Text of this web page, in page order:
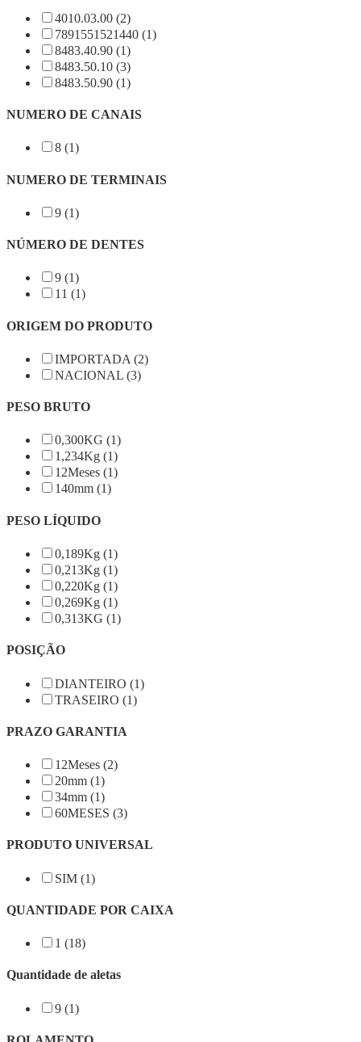
4010.03.00 (2)
7891551521440 (1)
8483.40.90 (1)
8483.50.10 (3)
8483.50.90 (1)
NUMERO DE CANAIS
8 (1)
NUMERO DE TERMINAIS
9 (1)
NÚMERO DE DENTES
9 (1)
11 (1)
ORIGEM DO PRODUTO
IMPORTADA (2)
NACIONAL (3)
PESO BRUTO
0,300KG (1)
1,234Kg (1)
12Meses (1)
140mm (1)
PESO LÍQUIDO
0,189Kg (1)
0,213Kg (1)
0,220Kg (1)
0,269Kg (1)
0,313KG (1)
POSIÇÃO
DIANTEIRO (1)
TRASEIRO (1)
PRAZO GARANTIA
12Meses (2)
20mm (1)
34mm (1)
60MESES (3)
PRODUTO UNIVERSAL
SIM (1)
QUANTIDADE POR CAIXA
1 (18)
Quantidade de aletas
9 (1)